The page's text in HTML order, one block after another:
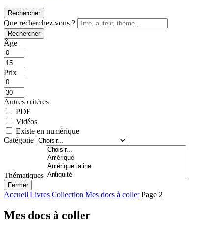
Rechercher
Que recherchez-vous ?
Rechercher
Âge
Prix
Autres critères
PDF
Vidéos
Existe en numérique
Catégorie
Thématiques
Fermer
Accueil Livres Collection Mes docs à coller Page 2
Mes docs à coller